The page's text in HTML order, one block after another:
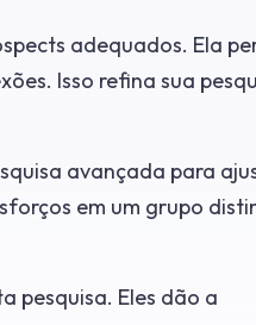
adequados. Ela
Isso refina sua
avançada para
em um grupo
pesquisa. Eles dão a